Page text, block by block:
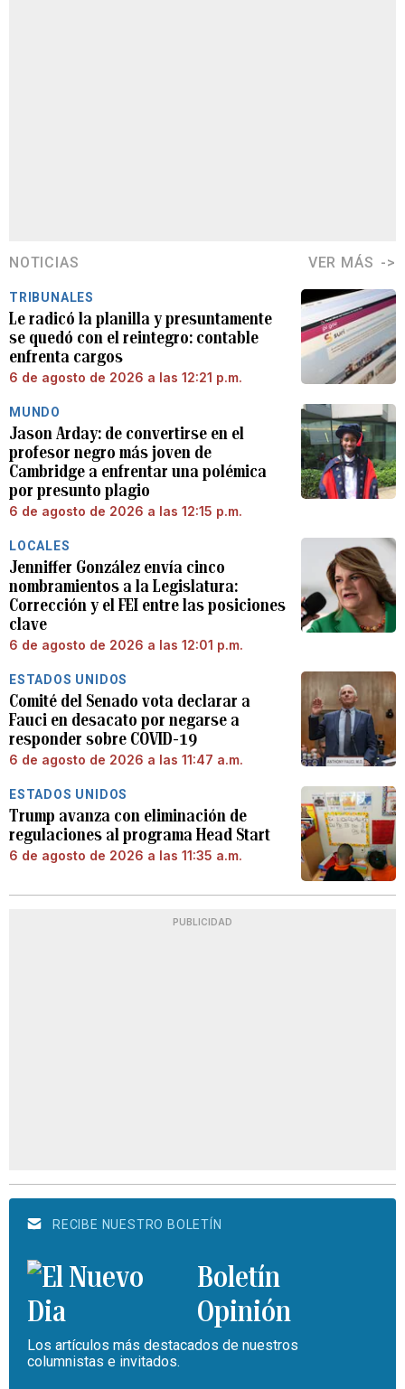
NOTICIAS VER MÁS
TRIBUNALES
Le radicó la planilla y presuntamente
se quedó con el reintegro: contable
enfrenta cargos
6 de agosto de 2026 a las 12:21 p.m.
MUNDO
Jason Arday: de convertirse en el
profesor negro más joven de
Cambridge a enfrentar una polémica
por presunto plagio
6 de agosto de 2026 a las 12:15 p.m.
LOCALES
Jenniffer González envía cinco
nombramientos a la Legislatura:
Corrección y el FEI entre las posiciones
clave
6 de agosto de 2026 a las 12:01 p.m.
ESTADOS UNIDOS
Comité del Senado vota declarar a
Fauci en desacato por negarse a
responder sobre COVID-19
6 de agosto de 2026 a las 11:47 a.m.
ESTADOS UNIDOS
Trump avanza con eliminación de
regulaciones al programa Head Start
6 de agosto de 2026 a las 11:35 a.m.
PUBLICIDAD
RECIBE NUESTRO BOLETÍN
Boletín
Opinión
Los artículos más destacados de nuestros
columnistas e invitados.